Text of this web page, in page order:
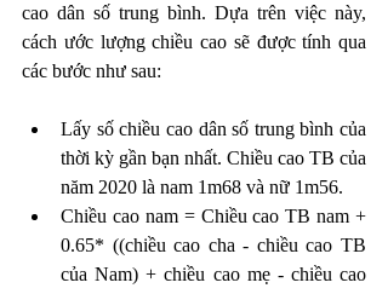
cao dân số trung bình. Dựa trên việc này,
cách ước lượng chiều cao sẽ được tính qua
các bước như sau:
Lấy số chiều cao dân số trung bình của
thời kỳ gần bạn nhất. Chiều cao TB của
năm 2020 là nam 1m68 và nữ 1m56.
Chiều cao nam = Chiều cao TB nam +
0.65* ((chiều cao cha - chiều cao TB
của Nam) + chiều cao mẹ - chiều cao